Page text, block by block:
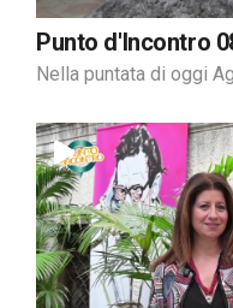
Punto d'Incontro
Nella puntata di oggi